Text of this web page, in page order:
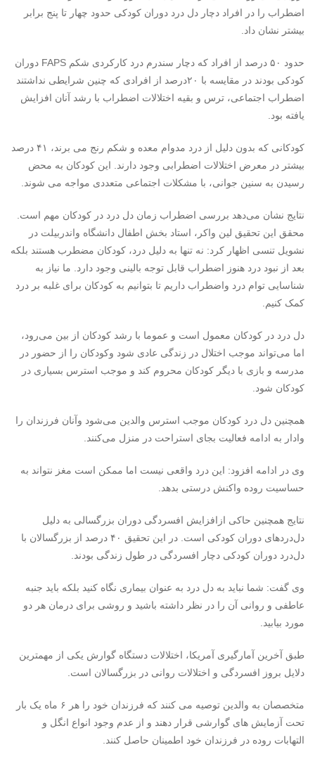
اضطراب را در افراد دچار دل درد دوران کودکی حدود چهار تا پنج برابر
بیشتر نشان داد.
حدود ۵۰ درصد از افراد که دچار سندرم درد کارکردی شکم FAPS دوران
کودکی بودند در مقایسه با ۲۰درصد از افرادی که چنین شرایطی نداشتند
اضطراب‌ اجتماعی، ترس و بقیه اختلالات اضطراب با رشد آنان افزایش
یافته بود.
کودکانی که بدون دلیل از درد مدوام معده و شکم رنج می برند، ۴۱ درصد
بیشتر در معرض اختلالات اضطرابی وجود دارند. این کودکان به محض
رسیدن به سنین جوانی، با مشکلات اجتماعی متعددی مواجه می شوند.
نتایج نشان می‌دهد بررسی اضطراب زمان دل درد در کودکان مهم است.
محقق این تحقیق لین واکر، استاد بخش اطفال دانشگاه واندربیلت در
نشویل تنسی اظهار کرد: نه تنها به دلیل درد، کودکان مضطرب هستند بلکه
بعد از نبود درد هنوز اضطراب قابل توجه بالینی وجود دارد. ما نیاز به
شناسایی توام درد واضطراب داریم تا بتوانیم به کودکان برای غلبه بر درد
کمک کنیم.
دل درد در کودکان معمول است و عموما با رشد کودکان از بین می‌رود،
اما می‌تواند موجب اختلال در زندگی عادی شود وکودکان را از حضور در
مدرسه و بازی با دیگر کودکان محروم کند و موجب استرس بسیاری در
کودکان شود.
همچنین دل درد کودکان موجب استرس والدین می‌شود وآنان فرزندان را
وادار به ادامه فعالیت بجای استراحت در منزل می‌کنند.
وی در ادامه افزود: این درد واقعی نیست اما ممکن است مغز نتواند به
حساسیت روده واکنش درستی بدهد.
نتایج همچنین حاکی ازافزایش افسردگی دوران بزرگسالی به دلیل
دل‌درد‌های دوران کودکی است. در این تحقیق ۴۰ درصد از بزرگسالان با
دل‌درد دوران کودکی دچار افسردگی در طول زندگی بودند.
وی گفت: شما نباید به دل درد به عنوان بیماری نگاه کنید بلکه باید جنبه
عاطفی و روانی آن را در نظر داشته باشید و روشی برای درمان هر دو
مورد بیابید.
طبق آخرین آمارگیری آمریکا، اختلالات دستگاه گوارش یکی از مهمترین
دلایل بروز افسردگی و اختلالات روانی در بزرگسالان است.
متخصصان به والدین توصیه می کنند که فرزندان خود را هر ۶ ماه یک بار
تحت آزمایش های گوارشی قرار دهند و از عدم وجود انواع انگل و
التهابات روده در فرزندان خود اطمینان حاصل کنند.